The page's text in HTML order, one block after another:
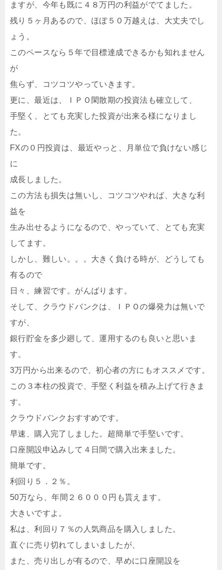
ますが、今年も既に４８万円の利益がでてました。
残り５ヶ月あるので、ほぼ５０万越えは、大丈夫でし
ょう。
このペースなら５年で目標達成できるかも知れません
が
焦らず、コツコツやっていきます。
更に、最近は、ＩＰＯ閑散期の投資法も確立して、
手堅く、とても充実した投資が出来る様になりまし
た。
FXの０円投資は、最近やっと、月単位で負けない感じ
に
成長しました。
この方法も損失は無いし、コツコツやれば、大きな利
益を
生み出せるようになるので、やっていて、とても充実
してます。
しかし、難しい。。。大きく負ける時が、どうしても
有るので
日々、練習です。がんばります。
そして、クラウドバンクは、ＩＰＯの爆発力は無いで
すが、
銀行貯金を多少廻して、運用するのも良いと思いま
す。
3万円から出来るので、初心者の方にもオススメです。
この３本柱の投資で、手堅く利益を積み上げて行きま
す。
クラウドバンクおすすめです。
早速、購入完了しました。超簡単で手堅いです。
口座開設申込みして４日間で購入出来ました。
簡単です。
利回り５．２％。
50万なら、年間２６０００円も貰えます。
大きいですよ。
私は、利回り７％の人気商品を購入しました。
直ぐに売り切れてしまいましたが、
また、売り出しが有るので、早めに口座開設を